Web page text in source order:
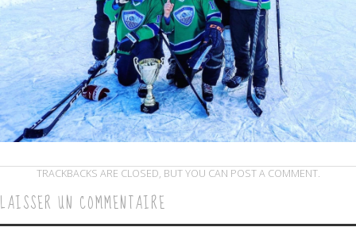
TRACKBACKS ARE CLOSED, BUT YOU CAN POST A COMMENT.
LAISSER UN COMMENTAIRE